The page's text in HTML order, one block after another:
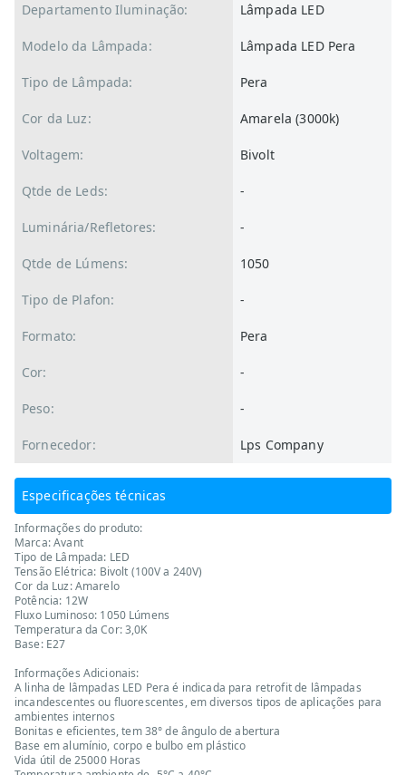
Departamento Iluminação: Lâmpada LED
Modelo da Lâmpada: Lâmpada LED Pera
Tipo de Lâmpada: Pera
Cor da Luz: Amarela (3000k)
Voltagem: Bivolt
Qtde de Leds: -
Luminária/Refletores: -
Qtde de Lúmens: 1050
Tipo de Plafon: -
Formato: Pera
Cor: -
Peso: -
Fornecedor: Lps Company
Especificações técnicas
Informações do produto:
Marca: Avant
Tipo de Lâmpada: LED
Tensão Elétrica: Bivolt (100V a 240V)
Cor da Luz: Amarelo
Potência: 12W
Fluxo Luminoso: 1050 Lúmens
Temperatura da Cor: 3,0K
Base: E27
Informações Adicionais:
A linha de lâmpadas LED Pera é indicada para retrofit de lâmpadas
incandescentes ou fluorescentes, em diversos tipos de aplicações para
ambientes internos
Bonitas e eficientes, tem 38° de ângulo de abertura
Base em alumínio, corpo e bulbo em plástico
Vida útil de 25000 Horas